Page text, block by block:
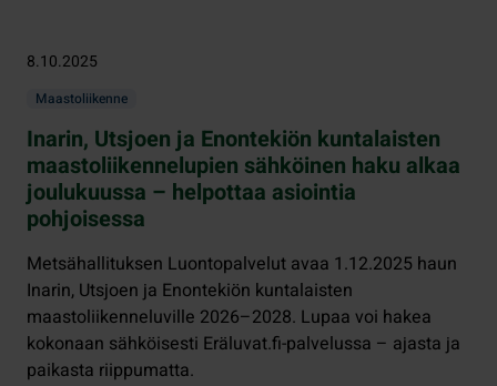
8.10.2025
Maastoliikenne
Inarin, Utsjoen ja Enontekiön kuntalaisten
maastoliikennelupien sähköinen haku alkaa
joulukuussa – helpottaa asiointia
pohjoisessa
Metsähallituksen Luontopalvelut avaa 1.12.2025 haun
Inarin, Utsjoen ja Enontekiön kuntalaisten
maastoliikenneluville 2026–2028. Lupaa voi hakea
kokonaan sähköisesti Eräluvat.fi-palvelussa – ajasta ja
paikasta riippumatta.